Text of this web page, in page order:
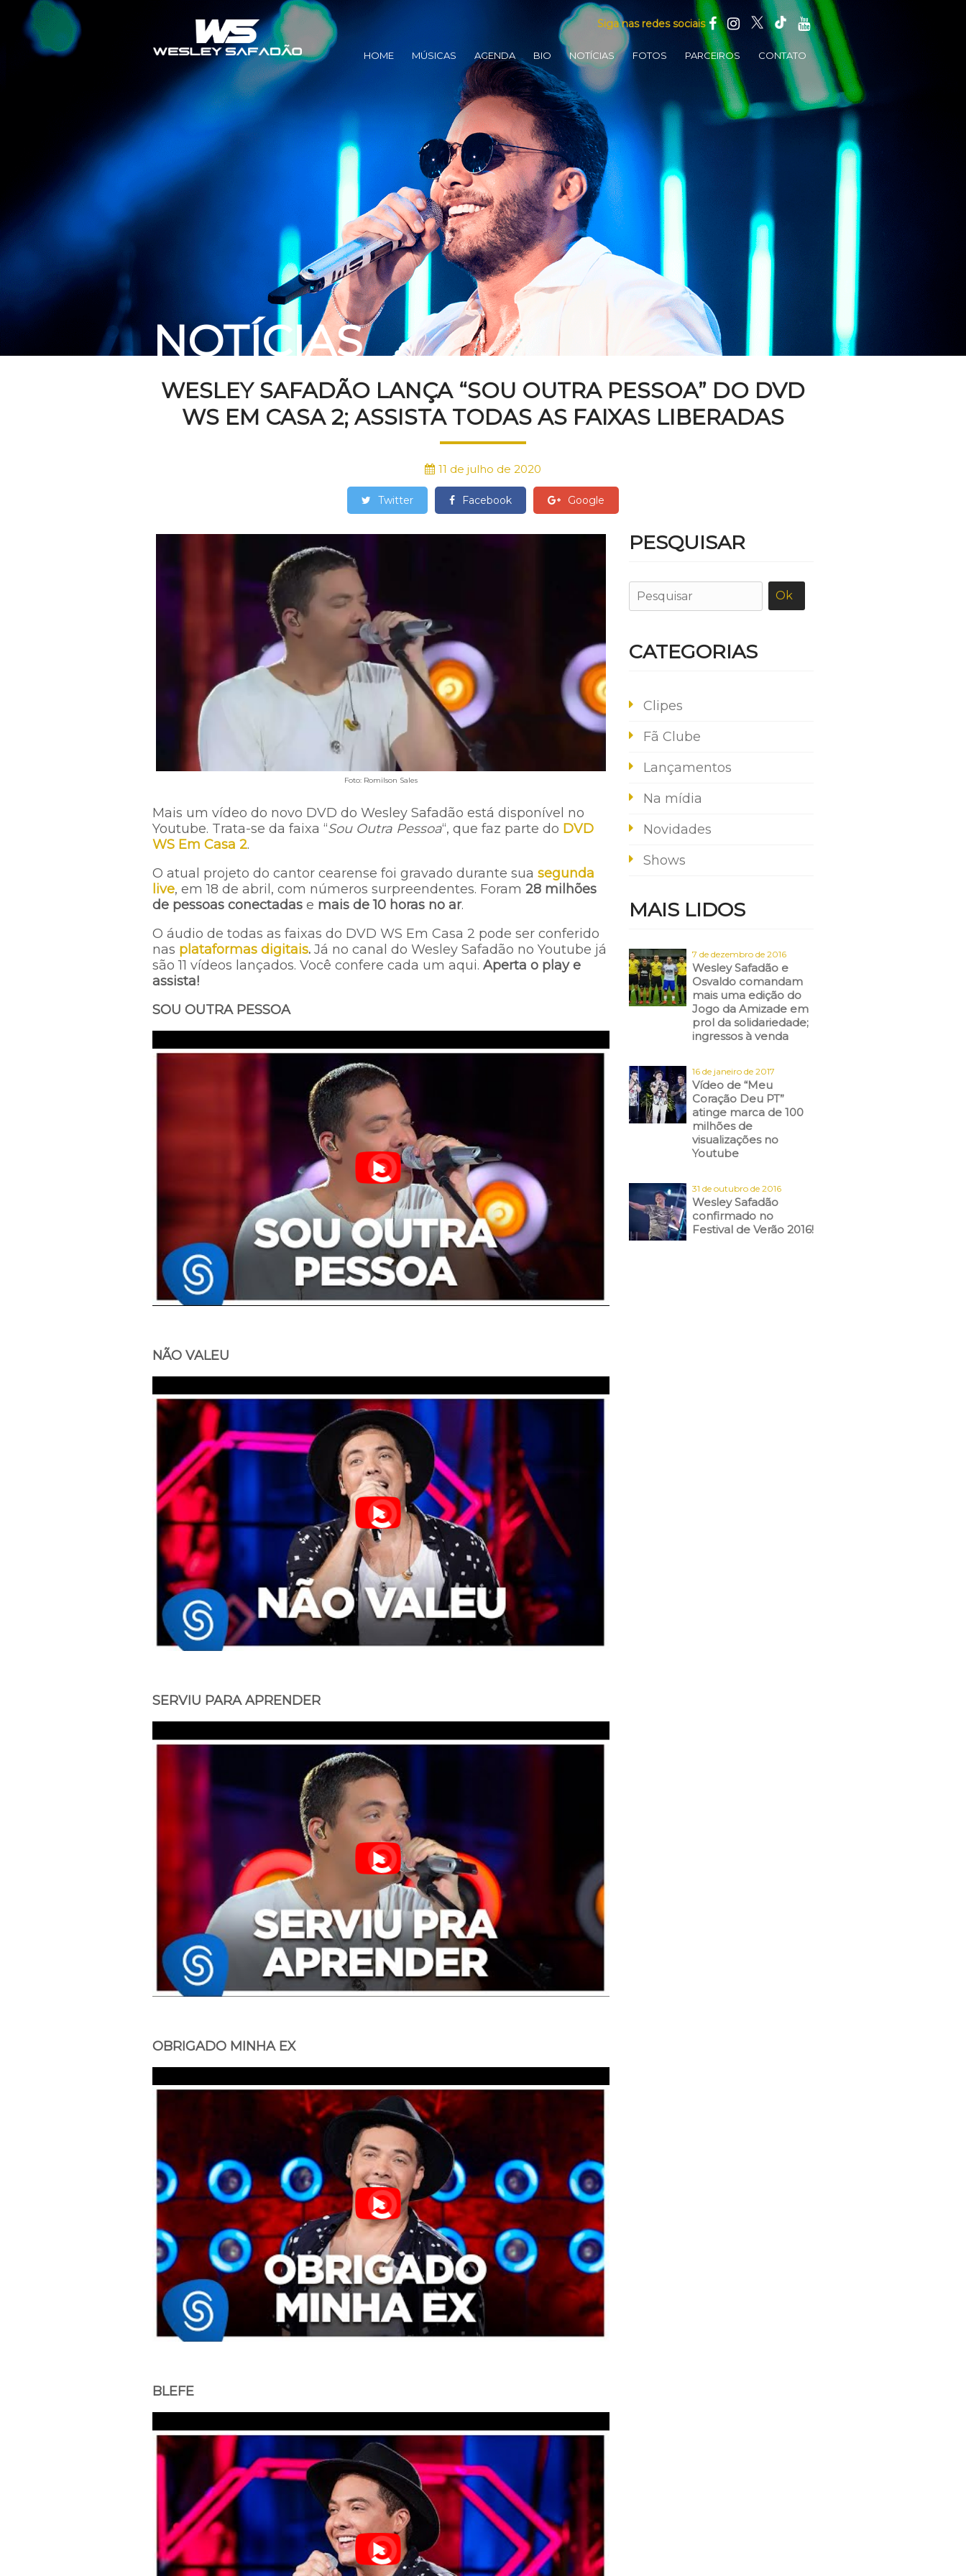
Siga nas redes sociais
HOME MÚSICAS AGENDA BIO NOTÍCIAS FOTOS PARCEIROS CONTATO
NOTÍCIAS
WESLEY SAFADÃO LANÇA “SOU OUTRA PESSOA” DO DVD
WS EM CASA 2; ASSISTA TODAS AS FAIXAS LIBERADAS
11 de julho de 2020
Twitter Facebook Google
Foto: Romilson Sales
Mais um vídeo do novo DVD do Wesley Safadão está disponível no
Youtube. Trata-se da faixa “Sou Outra Pessoa“, que faz parte do DVD
WS Em Casa 2.
O atual projeto do cantor cearense foi gravado durante sua segunda
live, em 18 de abril, com números surpreendentes. Foram 28 milhões
de pessoas conectadas e mais de 10 horas no ar.
O áudio de todas as faixas do DVD WS Em Casa 2 pode ser conferido
nas plataformas digitais. Já no canal do Wesley Safadão no Youtube já
são 11 vídeos lançados. Você confere cada um aqui. Aperta o play e
assista!
SOU OUTRA PESSOA
NÃO VALEU
SERVIU PARA APRENDER
OBRIGADO MINHA EX
BLEFE
PESQUISAR
CATEGORIAS
Clipes
Fã Clube
Lançamentos
Na mídia
Novidades
Shows
MAIS LIDOS
7 de dezembro de 2016
Wesley Safadão e
Osvaldo comandam
mais uma edição do
Jogo da Amizade em
prol da solidariedade;
ingressos à venda
16 de janeiro de 2017
Vídeo de “Meu
Coração Deu PT”
atinge marca de 100
milhões de
visualizações no
Youtube
31 de outubro de 2016
Wesley Safadão
confirmado no
Festival de Verão 2016!